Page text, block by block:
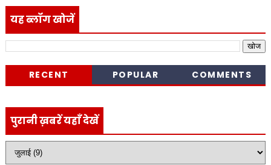
यह ब्लॉग खोजें
RECENT POPULAR COMMENTS
पुरानी ख़बरें यहाँ देखें